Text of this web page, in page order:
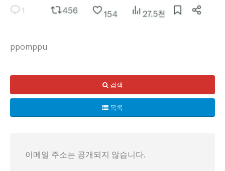
ppomppu
검색
목록
이메일 주소는 공개되지 않습니다.